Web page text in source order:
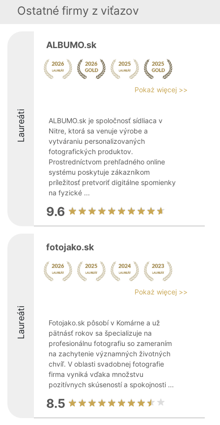
Ostatné firmy z viťazov
Laureáti
ALBUMO.sk
Pokaż więcej >>
ALBUMO.sk je spoločnosť sídliaca v
Nitre, ktorá sa venuje výrobe a
vytváraniu personalizovaných
fotografických produktov.
Prostredníctvom prehľadného online
systému poskytuje zákazníkom
príležitosť pretvoriť digitálne spomienky
na fyzické ...
9.6
Laureáti
fotojako.sk
Pokaż więcej >>
Fotojako.sk pôsobí v Komárne a už
pätnásť rokov sa špecializuje na
profesionálnu fotografiu so zameraním
na zachytenie významných životných
chvíľ. V oblasti svadobnej fotografie
firma vyniká vďaka množstvu
pozitívnych skúseností a spokojnosti ...
8.5